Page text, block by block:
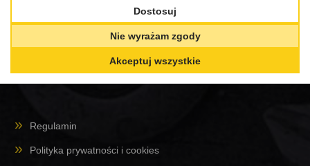
P.H.U. AGD Grzegorz Górko
Olsztyn, Sklep internetowy, Plac Kazimierza Pułaskiego 7 klatka
17 lokal 34a C.H. Manhattan
Regulamin
Polityka prywatności i cookies
Dostosuj
Nie wyrażam zgody
Akceptuj wszystkie